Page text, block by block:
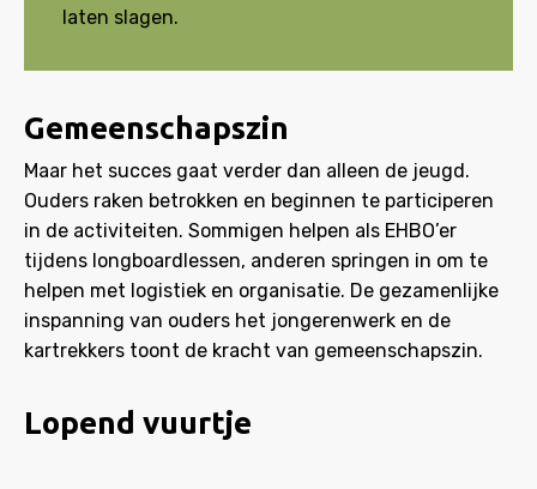
laten slagen.
Gemeenschapszin
Maar het succes gaat verder dan alleen de jeugd.
Ouders raken betrokken en beginnen te participeren
in de activiteiten. Sommigen helpen als EHBO’er
tijdens longboardlessen, anderen springen in om te
helpen met logistiek en organisatie. De gezamenlijke
inspanning van ouders het jongerenwerk en de
kartrekkers toont de kracht van gemeenschapszin.
Lopend vuurtje